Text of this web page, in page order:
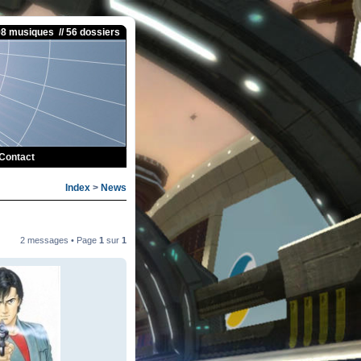
musiques // 56 dossiers
Index > News
2 messages • Page 1 sur 1